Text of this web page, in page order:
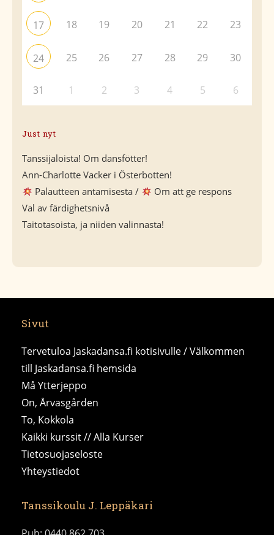
17 18 19 20 21 22 23
24 25 26 27 28 29 30
31 1 2 3 4 5 6
Just nyt
Tanssijaloista! Om dansfötter!
Ann-Charlotte Vacker i Österbotten!
Palautteen antamisesta /
Om att ge respons
Val av färdighetsnivå
Taitotasoista, ja niiden valinnasta!
Sivut
Tervetuloa Jaskadansa.fi kotisivulle / Välkommen
till Jaskadansa.fi hemsida
Må Ytterjeppo
On, Årvasgården
To, Kokkola
Kaikki kurssit // Alla Kurser
Tietosuojaseloste
Yhteystiedot
Tanssikoulu J. Leppäkari